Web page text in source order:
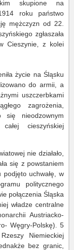
skupione na
roku państwo
mężczyzn od 22.
zgłaszała
Cieszynie, z kolei
życie na Śląsku
do armii, a
uszczerbkami
zagrożenia,
się nieodzownym
cieszyńskiej
nie działało,
się z powstaniem
uchwałę, w
politycznego
połączenia Śląska
władze centralne
Austriacko-
Węgry-Polskę). 5
Niemieckiej
bez granic,